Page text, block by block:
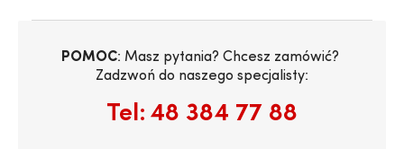
POMOC: Masz pytania? Chcesz zamówić?
Zadzwoń do naszego specjalisty:
Tel: 48 384 77 88